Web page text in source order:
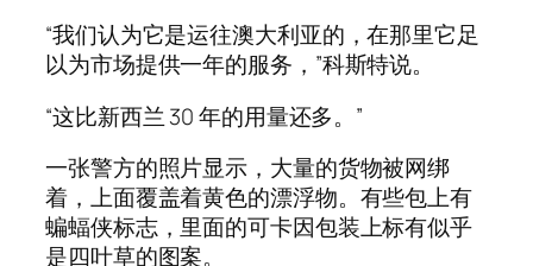
“我们认为它是运往澳大利亚的，在那里它足
以为市场提供一年的服务，”科斯特说。
“这比新西兰 30 年的用量还多。”
一张警方的照片显示，大量的货物被网绑
着，上面覆盖着黄色的漂浮物。有些包上有
蝙蝠侠标志，里面的可卡因包装上标有似乎
是四叶草的图案。